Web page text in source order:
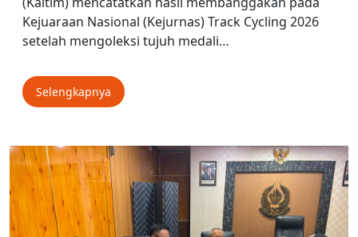
Kejuaraan Nasional (Kejurnas) Track Cycling 2026
setelah mengoleksi tujuh medali…
Selengkapnya